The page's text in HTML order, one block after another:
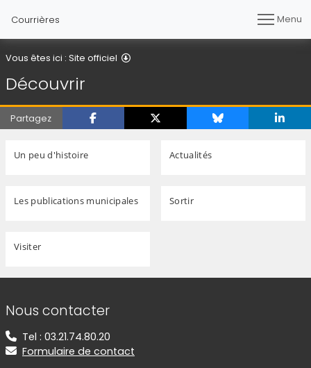
Courrières Menu
Vous êtes ici : Site officiel
Découvrir
Partagez
Un peu d'histoire Actualités
Les publications municipales Sortir
Visiter
Informations de contact
Nous contacter
Tel : 03.21.74.80.20
Formulaire de contact